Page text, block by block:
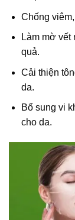
Chống
Làm mờ vết
quả.
Cải thiện
da.
Bổ sung vi
cho da.